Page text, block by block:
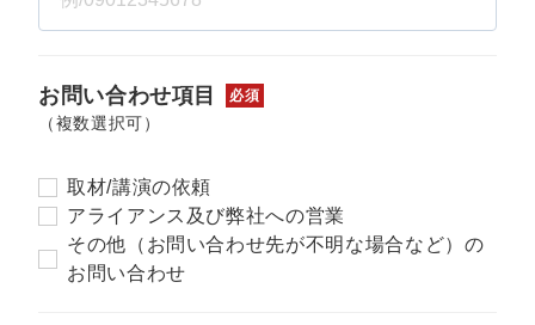
内部監査室長
お問い合わせ項目 必須
（複数選択可）
取材/講演の依頼
アライアンス及び弊社への営業
その他（お問い合わせ先が不明な場合など）の
お問い合わせ